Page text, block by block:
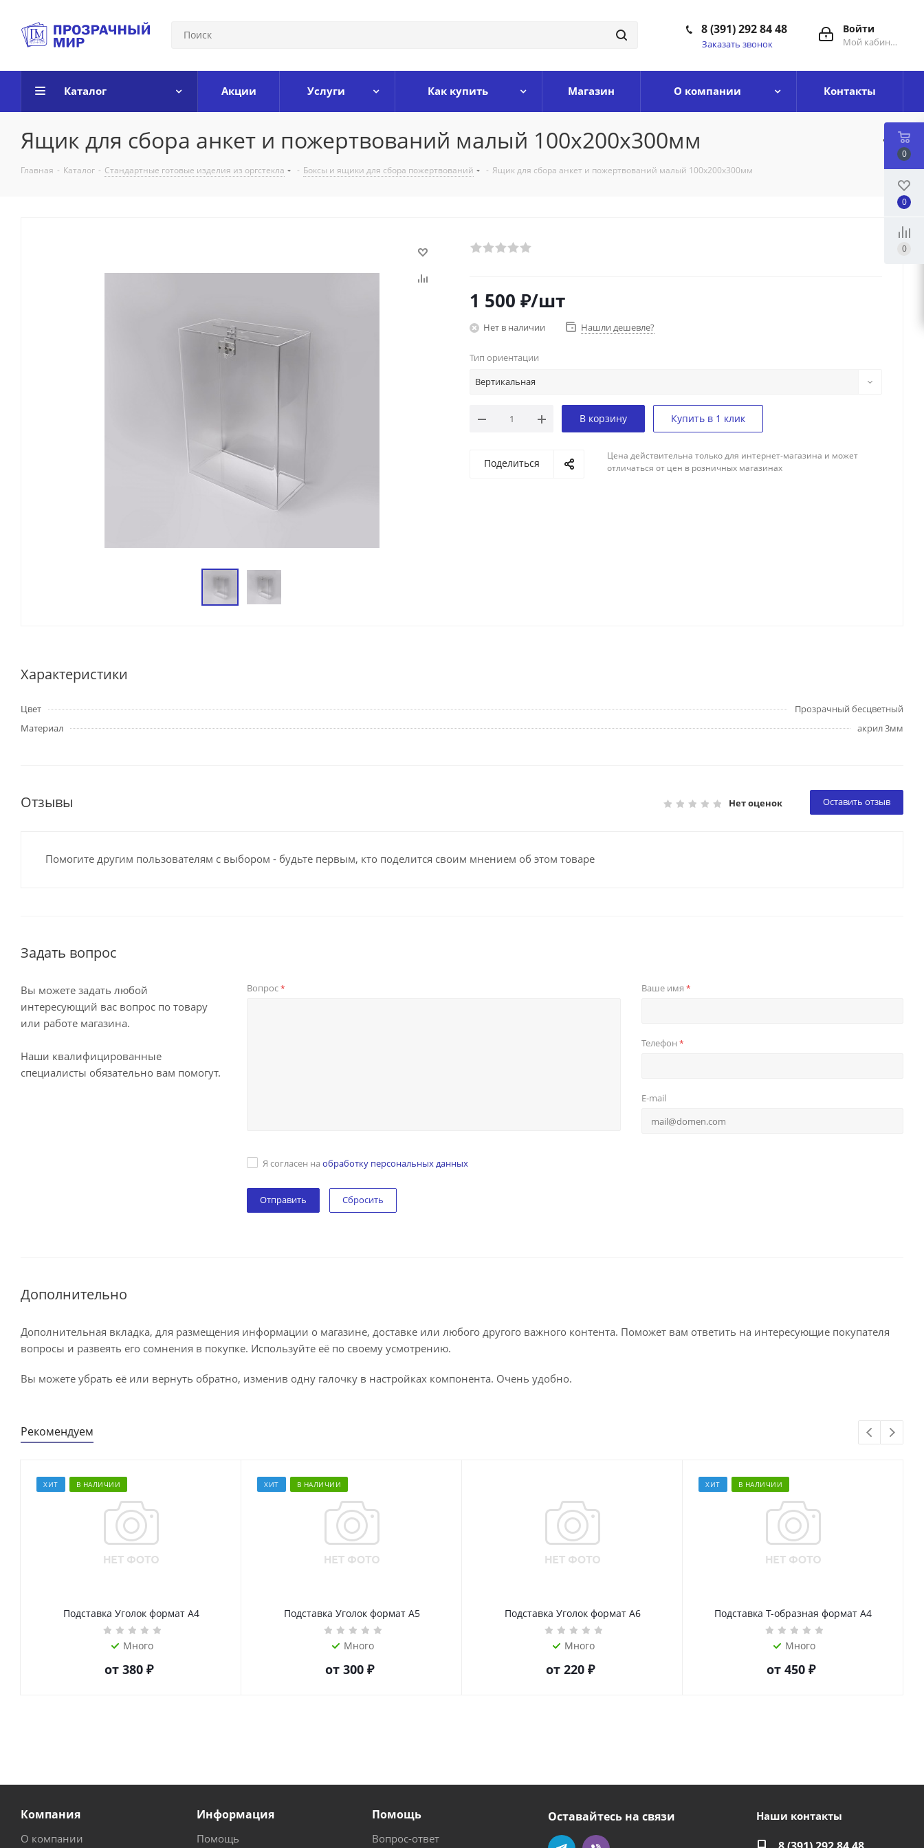
Войти
Мой кабинет
8 (391) 292 84 48
Заказать звонок
Каталог Акции Услуги Как купить Магазин О компании Контакты
Ящик для сбора анкет и пожертвований малый 100х200х300мм
Главная - Каталог - Стандартные готовые изделия из оргстекла - Боксы и ящики для сбора пожертвований - Ящик для сбора анкет и пожертвований малый 100х200х300мм
1 500 ₽/шт
Нет в наличии Нашли дешевле?
Тип ориентации
Вертикальная
В корзину Купить в 1 клик
Поделиться
Цена действительна только для интернет-магазина и может
отличаться от цен в розничных магазинах
Характеристики
Цвет
Прозрачный бесцветный
Материал
акрил 3мм
Отзывы Нет оценок Оставить отзыв
Помогите другим пользователям с выбором - будьте первым, кто поделится своим мнением об этом товаре
Задать вопрос
Вы можете задать любой
интересующий вас вопрос по товару
или работе магазина.
Наши квалифицированные
специалисты обязательно вам помогут.
Вопрос* Ваше имя*
Телефон*
E-mail
Я согласен на обработку персональных данных
Сбросить
Дополнительно
Дополнительная вкладка, для размещения информации о магазине, доставке или любого другого важного контента. Поможет вам ответить на интересующие покупателя
вопросы и развеять его сомнения в покупке. Используйте её по своему усмотрению.
Вы можете убрать её или вернуть обратно, изменив одну галочку в настройках компонента. Очень удобно.
Рекомендуем
ХИТ В НАЛИЧИИ
Подставка Уголок формат А4
Много
от 380 ₽
ХИТ В НАЛИЧИИ
Подставка Уголок формат А5
Много
от 300 ₽
Подставка Уголок формат А6
Много
от 220 ₽
ХИТ В НАЛИЧИИ
Подставка Т-образная формат А4
Много
от 450 ₽
Компания
О компании
Информация
Помощь
Помощь
Вопрос-ответ
Оставайтесь на связи Наши контакты
0
0
0